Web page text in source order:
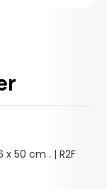
50 cm . | R2F